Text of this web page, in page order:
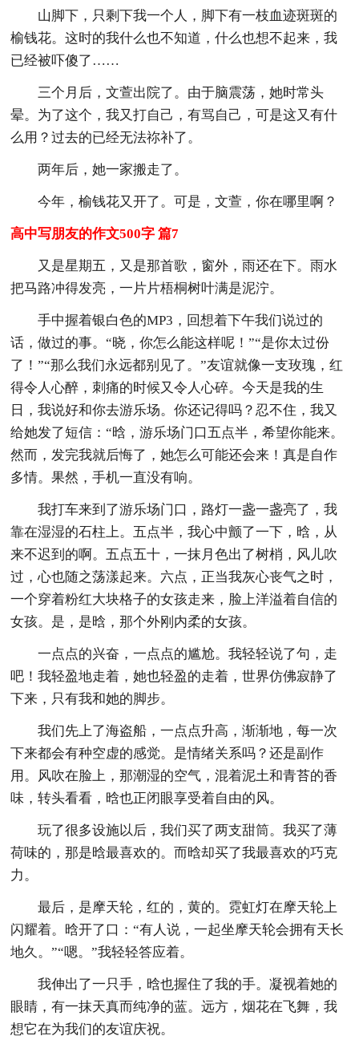
山脚下，只剩下我一个人，脚下有一枝血迹斑斑的
榆钱花。这时的我什么也不知道，什么也想不起来，我
已经被吓傻了……
三个月后，文萱出院了。由于脑震荡，她时常头
晕。为了这个，我又打自己，有骂自己，可是这又有什
么用？过去的已经无法祢补了。
两年后，她一家搬走了。
今年，榆钱花又开了。可是，文萱，你在哪里啊？
高中写朋友的作文500字 篇7
又是星期五，又是那首歌，窗外，雨还在下。雨水
把马路冲得发亮，一片片梧桐树叶满是泥泞。
手中握着银白色的MP3，回想着下午我们说过的
话，做过的事。“晓，你怎么能这样呢！”“是你太过份
了！”“那么我们永远都别见了。”友谊就像一支玫瑰，红
得令人心醉，刺痛的时候又令人心碎。今天是我的生
日，我说好和你去游乐场。你还记得吗？忍不住，我又
给她发了短信：“晗，游乐场门口五点半，希望你能来。
然而，发完我就后悔了，她怎么可能还会来！真是自作
多情。果然，手机一直没有响。
我打车来到了游乐场门口，路灯一盏一盏亮了，我
靠在湿湿的石柱上。五点半，我心中颤了一下，晗，从
来不迟到的啊。五点五十，一抹月色出了树梢，风儿吹
过，心也随之荡漾起来。六点，正当我灰心丧气之时，
一个穿着粉红大块格子的女孩走来，脸上洋溢着自信的
女孩。是，是晗，那个外刚内柔的女孩。
一点点的兴奋，一点点的尴尬。我轻轻说了句，走
吧！我轻盈地走着，她也轻盈的走着，世界仿佛寂静了
下来，只有我和她的脚步。
我们先上了海盗船，一点点升高，渐渐地，每一次
下来都会有种空虚的感觉。是情绪关系吗？还是副作
用。风吹在脸上，那潮湿的空气，混着泥土和青苔的香
味，转头看看，晗也正闭眼享受着自由的风。
玩了很多设施以后，我们买了两支甜筒。我买了薄
荷味的，那是晗最喜欢的。而晗却买了我最喜欢的巧克
力。
最后，是摩天轮，红的，黄的。霓虹灯在摩天轮上
闪耀着。晗开了口：“有人说，一起坐摩天轮会拥有天长
地久。”“嗯。”我轻轻答应着。
我伸出了一只手，晗也握住了我的手。凝视着她的
眼睛，有一抹天真而纯净的蓝。远方，烟花在飞舞，我
想它在为我们的友谊庆祝。